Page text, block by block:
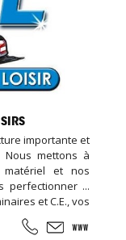
importante et
Nous mettons à
et nos
perfectionner ...
et C.E., vos
équipe de
d'endurance,